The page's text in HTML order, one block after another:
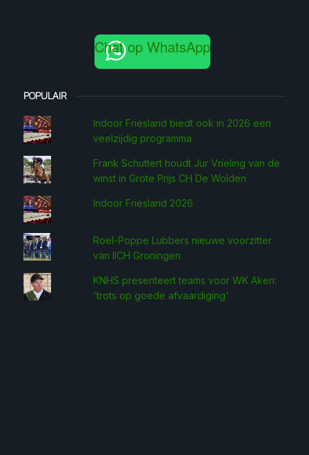
Chat op WhatsApp
POPULAIR
Indoor Friesland biedt ook in 2026 een
veelzijdig programma
Frank Schuttert houdt Jur Vrieling van de
winst in Grote Prijs CH De Wolden
Indoor Friesland 2026
Roel-Poppe Lubbers nieuwe voorzitter
van IICH Groningen
KNHS presenteert teams voor WK Aken:
'trots op goede afvaardiging'